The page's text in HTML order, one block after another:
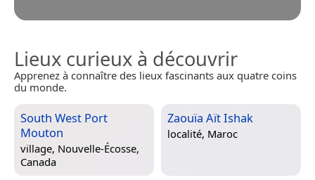
Lieux curieux à découvrir
Apprenez à connaître des lieux fascinants aux quatre coins
du monde.
South West Port
Mouton
village, Nouvelle-Écosse,
Canada
Zaouïa Aït Ishak
localité, Maroc